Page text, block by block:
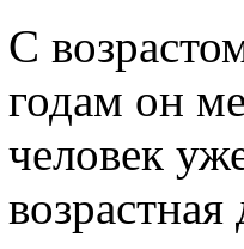
С
годам он
человек